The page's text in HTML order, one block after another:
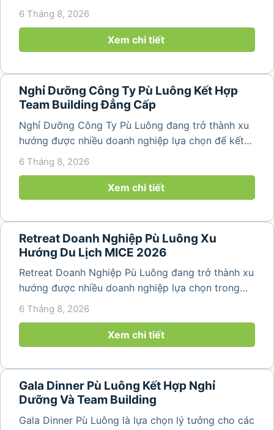
hợp nghỉ dưỡng, tham quan và tổ chức các hoạt
nguyên sơ, không khí...
6 Tháng 8, 2026
Xem chi tiết
Nghỉ Dưỡng Công Ty Pù Luông Kết Hợp
Team Building Đẳng Cấp
Nghỉ Dưỡng Công Ty Pù Luông đang trở thành xu
hướng được nhiều doanh nghiệp lựa chọn để kết
hợp giữa nghỉ ngơi, tái tạo năng lượng và xây
dựng tinh thần đồng đội. Thay vì những chuyến du
lịch đơn thuần, nhiều công ty...
6 Tháng 8, 2026
Xem chi tiết
Retreat Doanh Nghiệp Pù Luông Xu
Hướng Du Lịch MICE 2026
Retreat Doanh Nghiệp Pù Luông đang trở thành xu
hướng được nhiều doanh nghiệp lựa chọn trong
năm 2026 khi nhu cầu kết hợp nghỉ dưỡng, hội
mang đến khoảng thời gian thư giãn...
6 Tháng 8, 2026
Xem chi tiết
Gala Dinner Pù Luông Kết Hợp Nghỉ
Dưỡng Và Team Building
Gala Dinner Pù Luông là lựa chọn lý tưởng cho các